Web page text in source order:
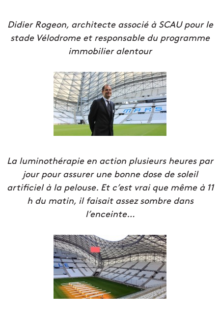
Didier Rogeon, architecte associé à SCAU pour le
stade Vélodrome et responsable du programme
immobilier alentour
La luminothérapie en action plusieurs heures par
jour pour assurer une bonne dose de soleil
artificiel à la pelouse. Et c’est vrai que même à 11
h du matin, il faisait assez sombre dans
l’enceinte…